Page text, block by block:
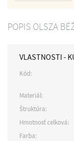
POPIS OLSZA
VLASTNOSTI -
Kód:
Materiál:
Štruktúra:
Hmotnosť celková:
Farba: